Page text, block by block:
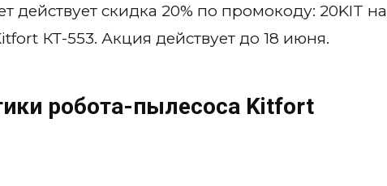
действует скидка 20% по промокоду: 20KIT на
КТ-553. Акция действует до 18 июня.
робота-пылесоса Kitfort